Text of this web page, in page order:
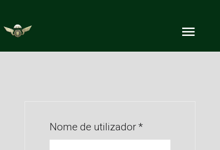
Nome de utilizador *